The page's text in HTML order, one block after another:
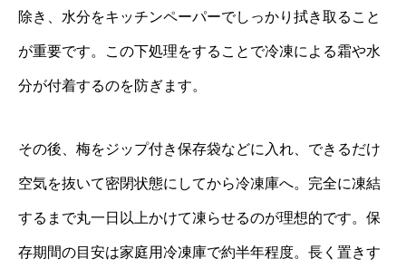
除き、水分をキッチンペーパーでしっかり拭き取ること
が重要です。この下処理をすることで冷凍による霜や水
分が付着するのを防ぎます。
その後、梅をジップ付き保存袋などに入れ、できるだけ
空気を抜いて密閉状態にしてから冷凍庫へ。完全に凍結
するまで丸一日以上かけて凍らせるのが理想的です。保
存期間の目安は家庭用冷凍庫で約半年程度。長く置きす